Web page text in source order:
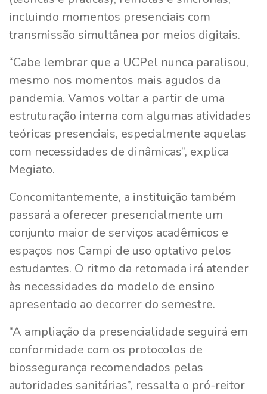
incluindo momentos presenciais com
transmissão simultânea por meios digitais.
“Cabe lembrar que a UCPel nunca paralisou,
mesmo nos momentos mais agudos da
pandemia. Vamos voltar a partir de uma
estruturação interna com algumas atividades
teóricas presenciais, especialmente aquelas
com necessidades de dinâmicas”, explica
Megiato.
Concomitantemente, a instituição também
passará a oferecer presencialmente um
conjunto maior de serviços acadêmicos e
espaços nos Campi de uso optativo pelos
estudantes. O ritmo da retomada irá atender
às necessidades do modelo de ensino
apresentado ao decorrer do semestre.
“A ampliação da presencialidade seguirá em
conformidade com os protocolos de
biossegurança recomendados pelas
autoridades sanitárias”, ressalta o pró-reitor